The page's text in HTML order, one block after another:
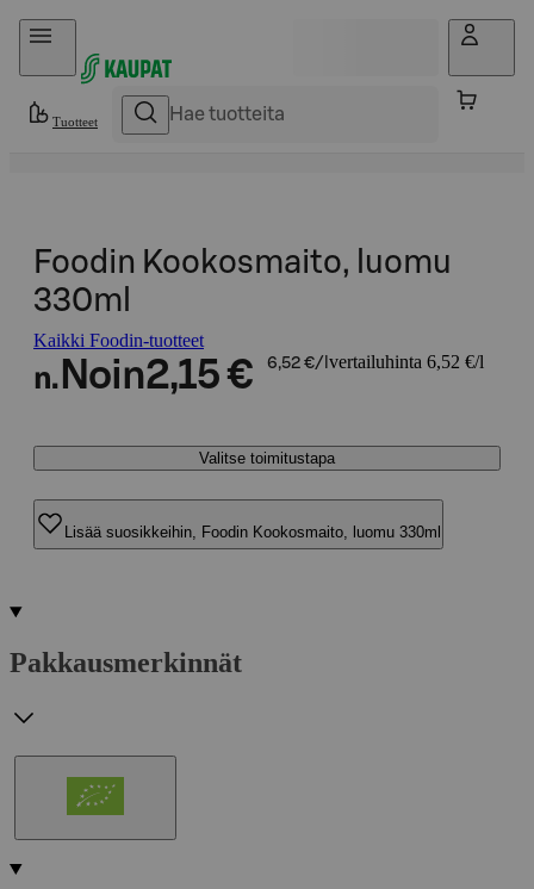
Hyppää sisältöön
Tuotteet
Foodin Kookosmaito, luomu
330ml
Kaikki Foodin-tuotteet
n. Noin2,15 € 6,52 €/l vertailuhinta 6,52 €/l
Valitse toimitustapa
Lisää suosikkeihin, Foodin Kookosmaito, luomu 330ml
Pakkausmerkinnät